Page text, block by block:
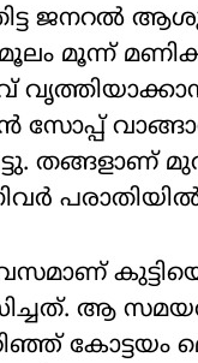
ജ​ന​റ​ൽ
മൂ​ന്ന്​
സോ​പ്പ്​
ത​ങ്ങ​ളാ​ണ്​
പ​രാ​തി​യി​ൽ
ആ